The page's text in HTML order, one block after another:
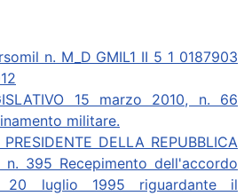
n. M_D GMIL1 II 5 1 0187903
15 marzo 2010, n. 66
militare.
DELLA REPUBBLICA
n. 395 Recepimento dell'accordo
20 luglio 1995 riguardante il